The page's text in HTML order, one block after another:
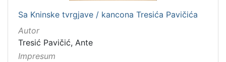
Sa Kninske tvrgjave / kancona Tresića Pavičića
Autor
Tresić Pavičić, Ante
Impresum